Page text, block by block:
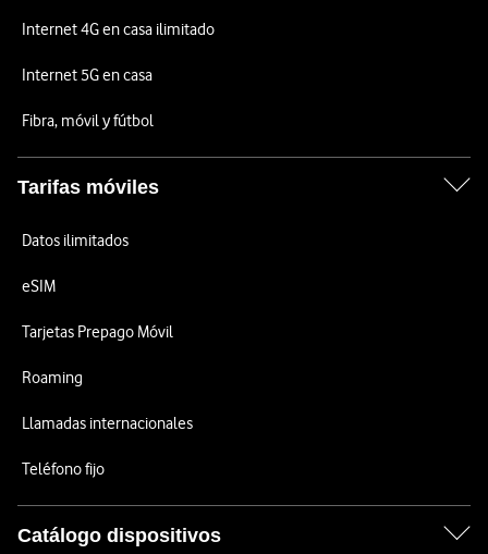
Internet 4G en casa ilimitado
Internet 5G en casa
Fibra, móvil y fútbol
Tarifas móviles
Datos ilimitados
eSIM
Tarjetas Prepago Móvil
Roaming
Llamadas internacionales
Teléfono fijo
Catálogo dispositivos